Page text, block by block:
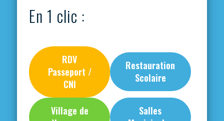
En 1 clic :
RDV
Passeport /
CNI
Restauration
Scolaire
Village de
Salles